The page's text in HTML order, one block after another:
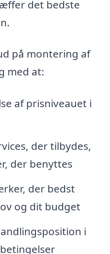
det bedste
på montering af
med at:
af prisniveauet i
der tilbydes,
der benyttes
der bedst
og dit budget
i